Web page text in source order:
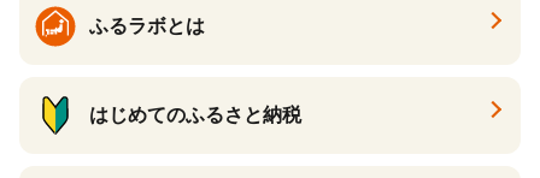
ふるラボとは
はじめてのふるさと納税